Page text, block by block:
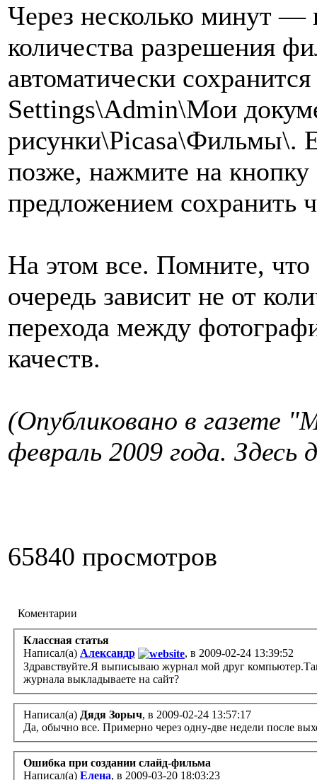
Через несколько минут —
количества разрешения
автоматически
Settings\Admin\Мои
рисунки\Picasa\Фильмы\.
позже, нажмите на кнопку
предложением сохранить
На этом все. Помните,
очередь зависит не от
перехода между
качеств.
(Опубликовано в газете
февраль 2009 года. Здесь
65840 просмотров
Коментарии
Классная статья
Написал(а) Александр
, в 2009-02-24 13:39:52
Здравствуйте.Я выписываю журнал мой друг
журнала выкладываете на сайт?
Написал(а) Дядя Зорыч, в 2009-02-24 13:57:17
Да, обычно все. Примерно через одну-две недели после
Ошибка при создании слайд-фильма
Написал(а) Елена, в 2009-03-20 18:03:23